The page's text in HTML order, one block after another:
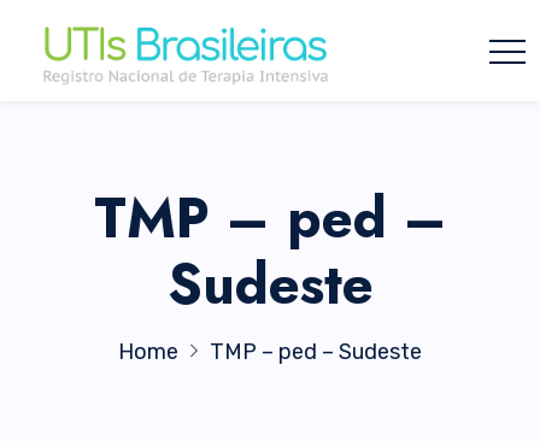
TMP – ped –
Sudeste
Home TMP – ped – Sudeste